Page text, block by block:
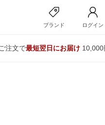
ブランド ログイン
注文で最短翌日にお届け10,000